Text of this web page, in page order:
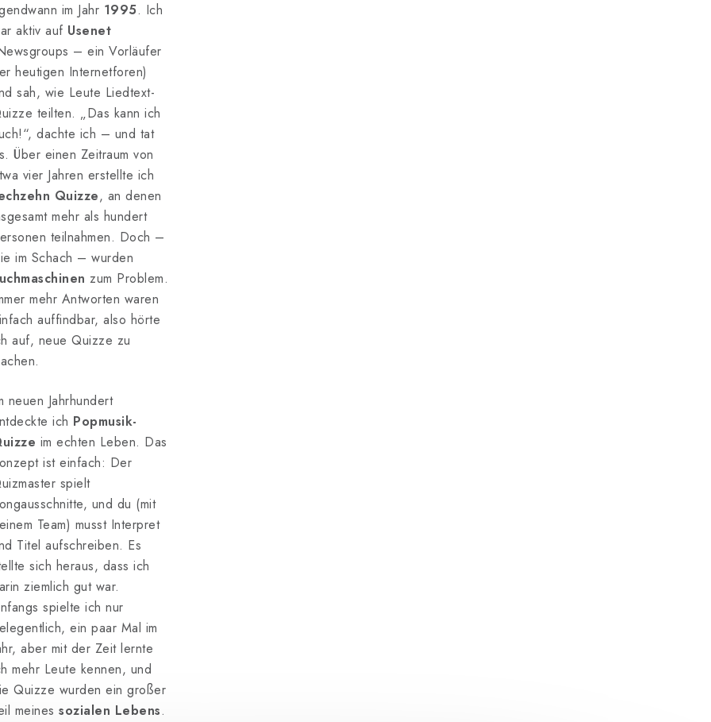
im Jahr 1995. Ich
aktiv auf Usenet
– ein Vorläufer
heutigen Internetforen)
sah, wie Leute Liedtext-
teilten. „Das kann ich
dachte ich – und tat
Über einen Zeitraum von
vier Jahren erstellte ich
Quizze, an denen
mehr als hundert
teilnahmen. Doch –
im Schach – wurden
zum Problem.
mehr Antworten waren
auffindbar, also hörte
auf, neue Quizze zu
neuen Jahrhundert
ich Popmusik-
im echten Leben. Das
ist einfach: Der
spielt
und du (mit
Team) musst Interpret
Titel aufschreiben. Es
sich heraus, dass ich
ziemlich gut war.
spielte ich nur
ein paar Mal im
aber mit der Zeit lernte
mehr Leute kennen, und
Quizze wurden ein großer
meines sozialen Lebens.